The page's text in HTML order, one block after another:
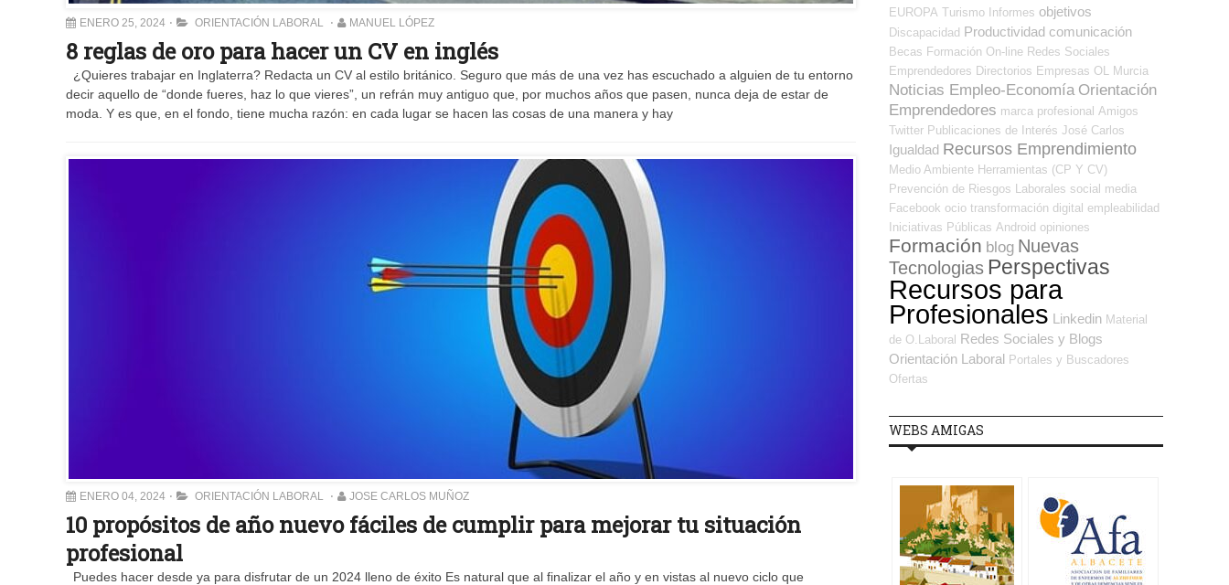
ENERO 25, 2024 ORIENTACIÓN LABORAL MANUEL LÓPEZ
8 reglas de oro para hacer un CV en inglés
¿Quieres trabajar en Inglaterra? Redacta un CV al estilo británico. Seguro que más de una vez has escuchado a alguien de tu entorno
decir aquello de “donde fueres, haz lo que vieres”, un refrán muy antiguo que, por muchos años que pasen, nunca deja de estar de
moda. Y es que, en el fondo, tiene mucha razón: en cada lugar se hacen las cosas de una manera y hay
ENERO 04, 2024 ORIENTACIÓN LABORAL JOSE CARLOS MUÑOZ
10 propósitos de año nuevo fáciles de cumplir para mejorar tu situación
profesional
Puedes hacer desde ya para disfrutar de un 2024 lleno de éxito Es natural que al finalizar el año y en vistas al nuevo ciclo que
EUROPA Turismo Informes objetivos
Discapacidad Productividad comunicación
Becas Formación On-line Redes Sociales
Emprendedores Directorios Empresas OL Murcia
Noticias Empleo-Economía Orientación
Emprendedores marca profesional Amigos
Twitter Publicaciones de Interés José Carlos
Igualdad Recursos Emprendimiento
Medio Ambiente Herramientas (CP Y CV)
Prevención de Riesgos Laborales social media
Facebook ocio transformación digital empleabilidad
Iniciativas Públicas Android opiniones
Formación blog Nuevas
Tecnologias Perspectivas
Recursos para
Profesionales Linkedin Material
de O.Laboral Redes Sociales y Blogs
Orientación Laboral Portales y Buscadores
Ofertas
WEBS AMIGAS